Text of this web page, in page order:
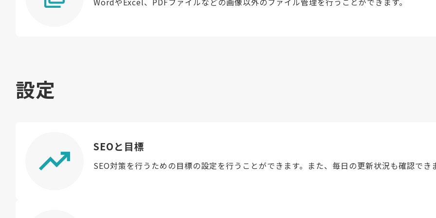
設定
SEOと目標
SEO対策を行うための目標の設定を行うことができます。また、毎日の更新状況も確認でき